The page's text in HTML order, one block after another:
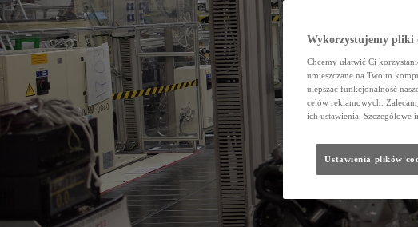
Wykorzystujemy pliki
Chcemy ułatwić Ci
umieszczane na Twoim
ulepszać funkcjonalność
celów reklamowych.
ich ustawienia. Szczegółowe
Ustawienia plików